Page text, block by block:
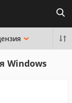
Windows